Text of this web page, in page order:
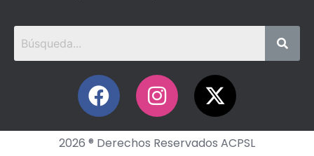
2026 ® Derechos Reservados ACPSL